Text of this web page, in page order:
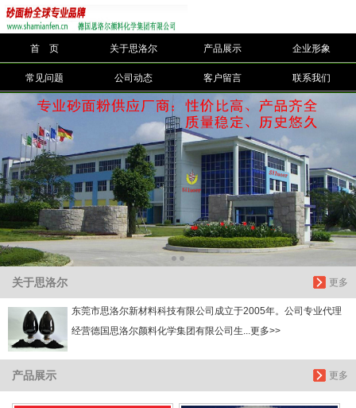
首 页 关于思洛尔 产品展示 企业形象
常见问题 公司动态 客户留言 联系我们
更多
关于思洛尔
东莞市思洛尔新材料科技有限公司成立于2005年。公司专业代理
经营德国思洛尔颜料化学集团有限公司生...更多>>
更多
产品展示
信息搜索
搜索